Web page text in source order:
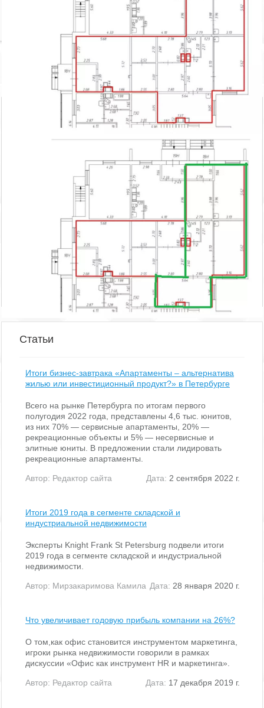
Похожие объекты в Ломоносовском районе
Лаголово дер., С...
142.8 м
14 500
тыс. руб
Показать похожие на eip.ru
Статьи
Итоги бизнес-завтрака «Апартаменты – альтернатива
жилью или инвестиционный продукт?» в Петербурге
Всего на рынке Петербурга по итогам первого
полугодия 2022 года, представлены 4,6 тыс. юнитов,
из них 70% — сервисные апартаменты, 20% —
рекреационные объекты и 5% — несервисные и
элитные юниты. В предложении стали лидировать
рекреационные апартаменты.
Автор: Редактор сайта Дата: 2 сентября 2022 г.
Итоги 2019 года в сегменте складской и
индустриальной недвижимости
Эксперты Knight Frank St Petersburg подвели итоги
2019 года в сегменте складской и индустриальной
недвижимости.
Автор: Мирзакаримова Камила Дата: 28 января 2020 г.
Что увеличивает годовую прибыль компании на 26%?
О том,как офис становится инструментом маркетинга,
игроки рынка недвижимости говорили в рамках
дискуссии «Офис как инструмент HR и маркетинга».
Автор: Редактор сайта Дата: 17 декабря 2019 г.